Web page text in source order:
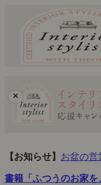
×
【お知らせ】 お盆の営
書籍「ふつうのお家を